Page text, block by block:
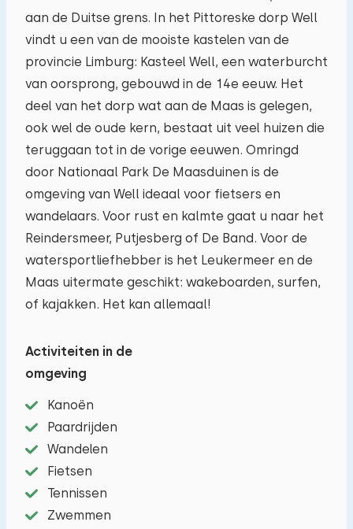
Reisgezelschap
Het maximum aantal personen toegestaan in
woningen op dit vakantiepark is 6.U kunt extra
baby's meenemen (2).
Aantal volwassenen −
Aantal kinderen − +
Aantal baby's −
Aantal huisdieren
aan de Duitse grens. In het Pittoreske dorp Well
vindt u een van de mooiste kastelen van de
provincie Limburg: Kasteel Well, een waterburcht
van oorsprong, gebouwd in de 14e eeuw. Het
deel van het dorp wat aan de Maas is gelegen,
ook wel de oude kern, bestaat uit veel huizen die
teruggaan tot in de vorige eeuwen. Omringd
door Nationaal Park De Maasduinen is de
omgeving van Well ideaal voor fietsers en
wandelaars. Voor rust en kalmte gaat u naar het
Reindersmeer, Putjesberg of De Band. Voor de
watersportliefhebber is het Leukermeer en de
Maas uitermate geschikt: wakeboarden, surfen,
of kajakken. Het kan allemaal!
Activiteiten in de
omgeving
Kanoën
Paardrijden
Wandelen
Fietsen
Tennissen
Zwemmen